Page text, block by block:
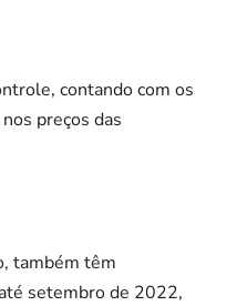
contando com os
preços das
também têm
setembro de 2022,